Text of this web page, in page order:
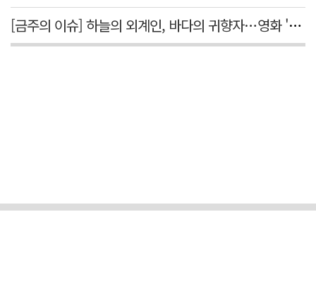
[금주의 이슈] 하늘의 외계인, 바다의 귀향자…영화 '호프'와 '오디세이'